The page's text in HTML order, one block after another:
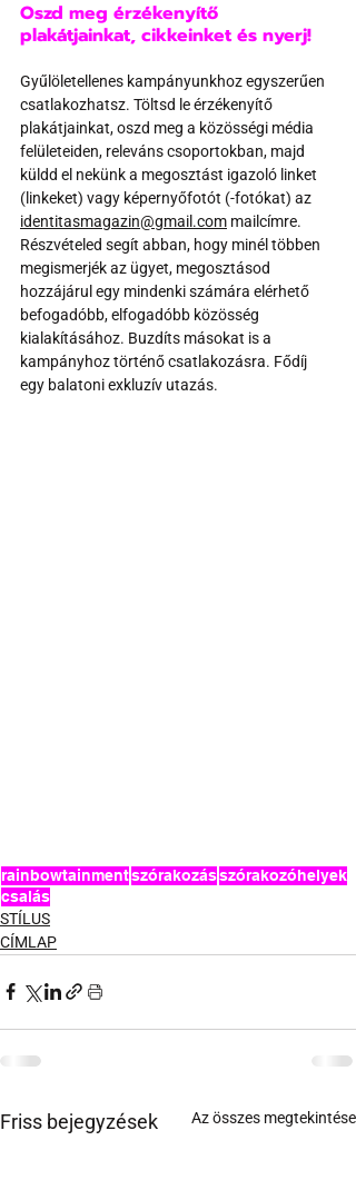
Oszd meg érzékenyítő
plakátjainkat, cikkeinket és nyerj!
Gyűlöletellenes kampányunkhoz egyszerűen
csatlakozhatsz. Töltsd le érzékenyítő
plakátjainkat, oszd meg a közösségi média
felületeiden, releváns csoportokban, majd
küldd el nekünk a megosztást igazoló linket
(linkeket) vagy képernyőfotót (-fotókat) az
identitasmagazin@gmail.com mailcímre.
Részvételed segít abban, hogy minél többen
megismerjék az ügyet, megosztásod
hozzájárul egy mindenki számára elérhető
befogadóbb, elfogadóbb közösség
kialakításához. Buzdíts másokat is a
kampányhoz történő csatlakozásra. Fődíj
egy balatoni exkluzív utazás.
rainbowtainmentszórakozásszórakozóhelyek
csalás
STÍLUS
CÍMLAP
Friss bejegyzések Az összes megtekintése